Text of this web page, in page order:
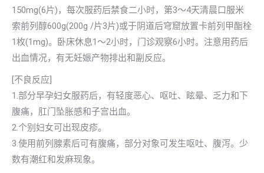
150mg(6片)，每次服药后禁食二小时，第3～4天清晨口服米
索前列醇600g(200g /片3片)或于阴道后穹窟放置卡前列甲酯栓
1枚(1mg)。卧床休息1～2小时，门诊观察6小时。注意用药后
出血情况，有无妊娠产物排出和副反应。
[不良反应]
1.部分早孕妇女服药后，有轻度恶心、呕吐、眩晕、乏力和下
腹痛，肛门坠胀感和子宫出血。
2.个别妇女可出现皮疹。
3.使用前列腺素后可有腹痛，部分对象可发生呕吐、腹泻。少
数有潮红和发麻现象。